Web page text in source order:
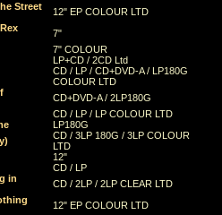
Street
12" EP COLOUR LTD
7"
7" COLOUR
LP+CD / 2CD Ltd
CD / LP / CD+DVD-A / LP180G
COLOUR LTD
CD+DVD-A / 2LP180G
CD / LP / LP COLOUR LTD
LP180G
CD / 3LP 180G / 3LP COLOUR
LTD
12"
CD / LP
in
CD / 2LP / 2LP CLEAR LTD
12" EP COLOUR LTD